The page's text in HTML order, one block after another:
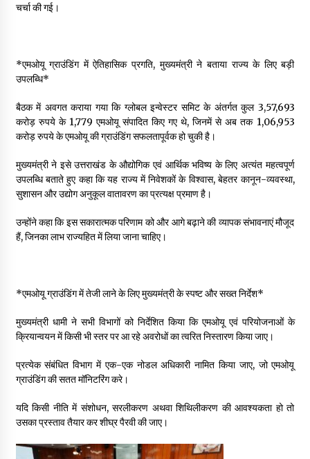
Thought Of The Day 9 May
May 9, 2022
चर्चा की गई।
*एमओयू ग्राउंडिंग में ऐतिहासिक प्रगति, मुख्यमंत्री ने बताया राज्य के लिए बड़ी
उपलब्धि*
बैठक में अवगत कराया गया कि ग्लोबल इन्वेस्टर समिट के अंतर्गत कुल 3,57,693
करोड़ रुपये के 1,779 एमओयू संपादित किए गए थे, जिनमें से अब तक 1,06,953
करोड़ रुपये के एमओयू की ग्राउंडिंग सफलतापूर्वक हो चुकी है।
मुख्यमंत्री ने इसे उत्तराखंड के औद्योगिक एवं आर्थिक भविष्य के लिए अत्यंत महत्वपूर्ण
उपलब्धि बताते हुए कहा कि यह राज्य में निवेशकों के विश्वास, बेहतर कानून-व्यवस्था,
सुशासन और उद्योग अनुकूल वातावरण का प्रत्यक्ष प्रमाण है।
उन्होंने कहा कि इस सकारात्मक परिणाम को और आगे बढ़ाने की व्यापक संभावनाएं मौजूद
हैं, जिनका लाभ राज्यहित में लिया जाना चाहिए।
*एमओयू ग्राउंडिंग में तेजी लाने के लिए मुख्यमंत्री के स्पष्ट और सख्त निर्देश*
मुख्यमंत्री धामी ने सभी विभागों को निर्देशित किया कि एमओयू एवं परियोजनाओं के
क्रियान्वयन में किसी भी स्तर पर आ रहे अवरोधों का त्वरित निस्तारण किया जाए।
प्रत्येक संबंधित विभाग में एक-एक नोडल अधिकारी नामित किया जाए, जो एमओयू
ग्राउंडिंग की सतत मॉनिटरिंग करे।
यदि किसी नीति में संशोधन, सरलीकरण अथवा शिथिलीकरण की आवश्यकता हो तो
उसका प्रस्ताव तैयार कर शीघ्र पैरवी की जाए।